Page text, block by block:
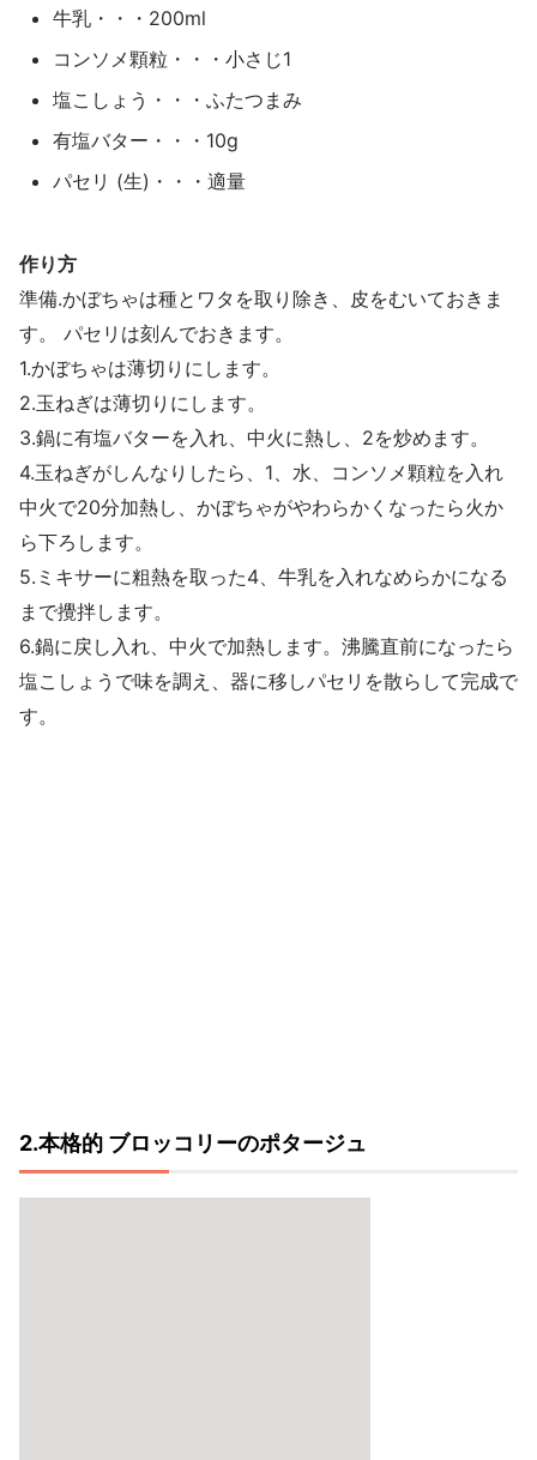
牛乳・・・200ml
コンソメ顆粒・・・小さじ1
塩こしょう・・・ふたつまみ
有塩バター・・・10g
パセリ (生)・・・適量
作り方
準備.かぼちゃは種とワタを取り除き、皮をむいておきま
す。 パセリは刻んでおきます。
1.かぼちゃは薄切りにします。
2.玉ねぎは薄切りにします。
3.鍋に有塩バターを入れ、中火に熱し、2を炒めます。
4.玉ねぎがしんなりしたら、1、水、コンソメ顆粒を入れ
中火で20分加熱し、かぼちゃがやわらかくなったら火か
ら下ろします。
5.ミキサーに粗熱を取った4、牛乳を入れなめらかになる
まで攪拌します。
6.鍋に戻し入れ、中火で加熱します。沸騰直前になったら
塩こしょうで味を調え、器に移しパセリを散らして完成で
す。
2.本格的 ブロッコリーのポタージュ